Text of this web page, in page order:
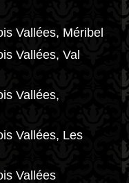
Vallées, Méribel
Vallées, Val
Vallées,
Vallées, Les
Vallées